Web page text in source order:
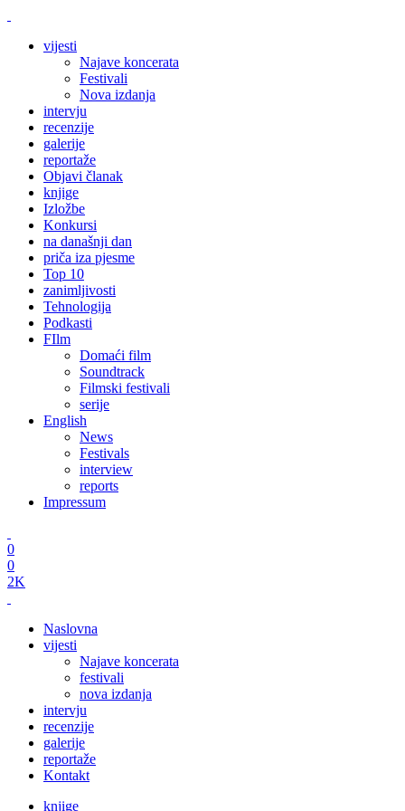
vijesti
Najave koncerata
Festivali
Nova izdanja
intervju
recenzije
galerije
reportaže
Objavi članak
knjige
Izložbe
Konkursi
na današnji dan
priča iza pjesme
Top 10
zanimljivosti
Tehnologija
Podkasti
FIlm
Domaći film
Soundtrack
Filmski festivali
serije
English
News
Festivals
interview
reports
Impressum
0
0
2K
Naslovna
vijesti
Najave koncerata
festivali
nova izdanja
intervju
recenzije
galerije
reportaže
Kontakt
knjige